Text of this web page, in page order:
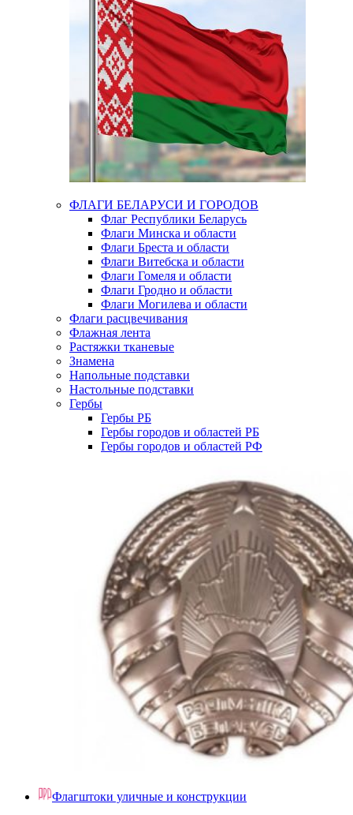
ФЛАГИ БЕЛАРУСИ И ГОРОДОВ
Флаг Республики Беларусь
Флаги Минска и области
Флаги Бреста и области
Флаги Витебска и области
Флаги Гомеля и области
Флаги Гродно и области
Флаги Могилева и области
Флаги расцвечивания
Флажная лента
Растяжки тканевые
Знамена
Напольные подставки
Настольные подставки
Гербы
Гербы РБ
Гербы городов и областей РБ
Гербы городов и областей РФ
Флагштоки уличные и конструкции